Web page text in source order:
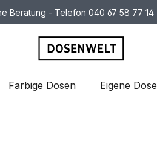
Beratung - Telefon 040 67 58 77 14
Farbige Dosen Eigene Dose